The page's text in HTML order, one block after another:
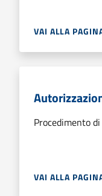
VAI ALLA
Procedimento
VAI ALLA